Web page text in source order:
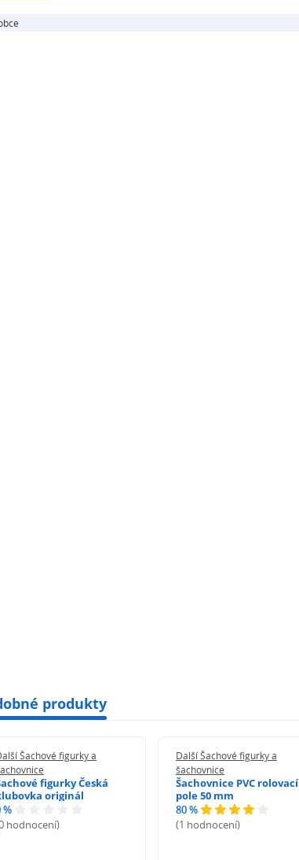
produkty
Šachové figurky a
figurky Česká
originál
%
hodnocení)
Další Šachové figurky a
šachovnice
Šachovnice PVC rolovací
pole 50 mm
80 %
(1 hodnocení)